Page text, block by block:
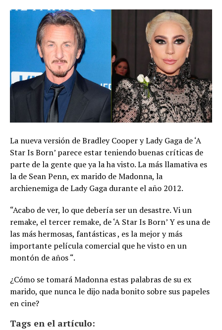
La nueva versión de Bradley Cooper y Lady Gaga de ‘A
Star Is Born’ parece estar teniendo buenas críticas de
parte de la gente que ya la ha visto. La más llamativa es
la de Sean Penn, ex marido de Madonna, la
archienemiga de Lady Gaga durante el año 2012.
“Acabo de ver, lo que debería ser un desastre. Vi un
remake, el tercer remake, de ‘A Star Is Born’ Y es una de
las más hermosas, fantásticas , es la mejor y más
importante película comercial que he visto en un
montón de años “.
¿Cómo se tomará Madonna estas palabras de su ex
marido, que nunca le dijo nada bonito sobre sus papeles
en cine?
Tags en el artículo: